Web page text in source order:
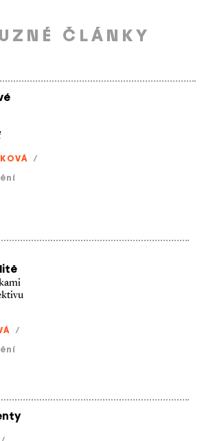
ČLÁNKY
/
/